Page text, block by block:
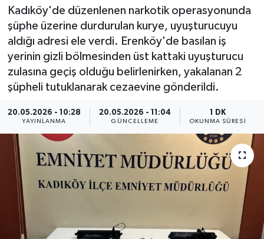
Kadıköy'de düzenlenen narkotik operasyonunda
şüphe üzerine durdurulan kurye, uyuşturucuyu
aldığı adresi ele verdi. Erenköy'de basılan iş
yerinin gizli bölmesinden üst kattaki uyuşturucu
zulasına geçiş olduğu belirlenirken, yakalanan 2
şüpheli tutuklanarak cezaevine gönderildi.
20.05.2026 - 10:28
YAYINLANMA
20.05.2026 - 11:04
GÜNCELLEME
1 DK
OKUNMA SÜRESI
KÜLTÜR-SANAT-MAGAZİN
MEDYA
ÖZEL HABER
RÖPORTAJLAR
SAĞLIK
SPOR
Son Dakika Haberleri
Haber Arşivi